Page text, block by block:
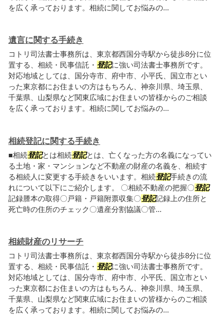
を広く承っております。相続に関してお悩みの...
遺言に関する手続き
コトリ司法書士事務所は、東京都西国分寺駅から徒歩8分に位
置する、相続・民事信託・ 登記に強い司法書士事務所です。
対応地域としては、国分寺市、府中市、小平氏、国立市とい
った東京都にお住まいの方はもちろん、神奈川県、埼玉県、
千葉県、山梨県など関東広域にお住まいの皆様からのご相談
を広く承っております。相続に関してお悩みの...
相続登記に関する手続き
■相続登記とは相続登記とは、亡くなった方の名義になってい
る土地・家・マンションなど不動産の財産の名義を、相続す
る相続人に変更する手続きをいいます。相続登記手続きの流
れについて以下にご紹介します。 〇相続不動産の把握〇登記
記録謄本の取得〇戸籍・戸籍附票収集〇登記記録上の住所と
死亡時の住所のチェック〇遺産分割協議〇管...
相続財産のリサーチ
コトリ司法書士事務所は、東京都西国分寺駅から徒歩8分に位
置する、相続・民事信託・ 登記に強い司法書士事務所です。
対応地域としては、国分寺市、府中市、小平氏、国立市とい
った東京都にお住まいの方はもちろん、神奈川県、埼玉県、
千葉県、山梨県など関東広域にお住まいの皆様からのご相談
を広く承っております。相続に関してお悩みの...